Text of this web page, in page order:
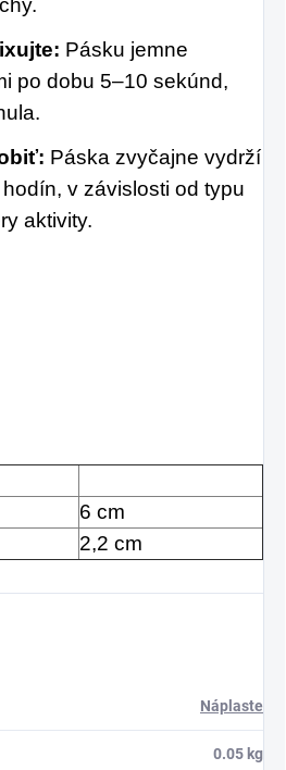
Pásku jemne
po dobu 5–10 sekúnd,
Páska zvyčajne vydrží
v závislosti od typu
aktivity.
6 cm
2,2 cm
Náplaste
0.05 kg